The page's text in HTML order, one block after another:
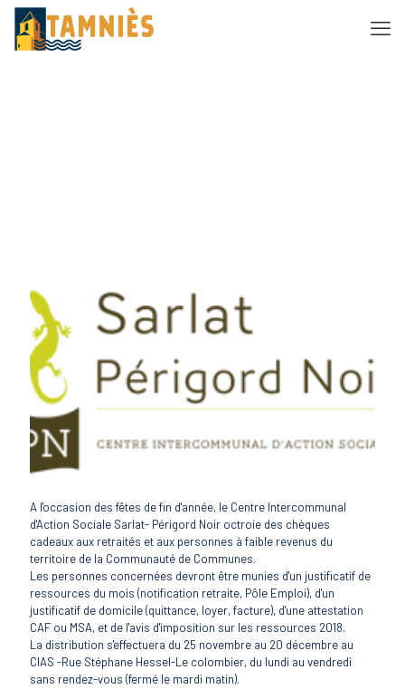
A l'occasion des fêtes de fin d'année, le Centre Intercommunal
d'Action Sociale Sarlat- Périgord Noir octroie des chèques
cadeaux aux retraités et aux personnes à faible revenus du
territoire de la Communauté de Communes.
Les personnes concernées devront être munies d'un justificatif de
ressources du mois (notification retraite, Pôle Emploi), d'un
justificatif de domicile (quittance, loyer, facture), d'une attestation
CAF ou MSA, et de l'avis d'imposition sur les ressources 2018.
La distribution s'effectuera du 25 novembre au 20 décembre au
CIAS -Rue Stéphane Hessel-Le colombier, du lundi au vendredi
sans rendez-vous (fermé le mardi matin).